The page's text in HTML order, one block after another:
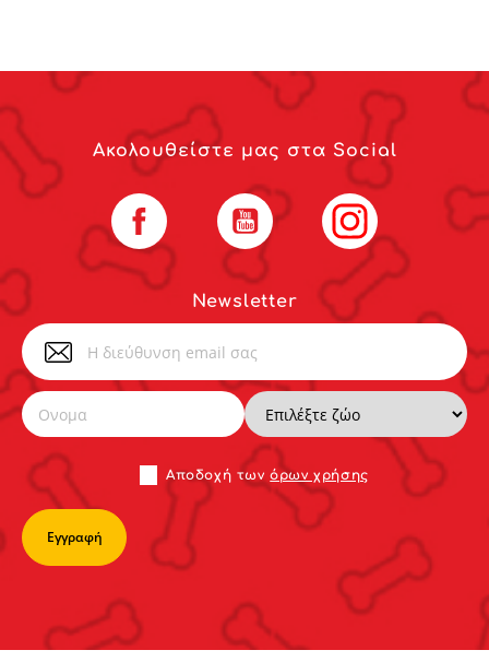
Newsletter
Αποδoχή τωνόρων χρήσης
Ακολουθείστε μας στα Social
Facebook YouTube Instagram